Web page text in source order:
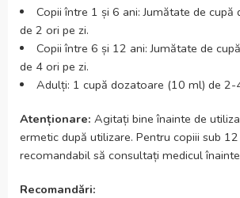
Copii între 1 și 6 ani: Jumătate de
de 2 ori pe zi.
Copii între 6 și 12 ani: Jumătate de
de 4 ori pe zi.
Adulți: 1 cupă dozatoare (10 ml) de 2-
Atenționare: Agitați bine înainte de
ermetic după utilizare. Pentru copiii sub
recomandabil să consultați medicul
Recomandări: